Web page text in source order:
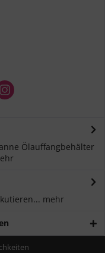
Ölauffangbehälter
mehr